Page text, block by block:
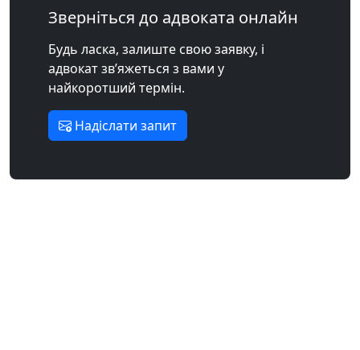
Зверніться до адвоката онлайн
Будь ласка, залиште свою заявку, і
адвокат зв’яжеться з вами у
найкоротший термін.
Надіслати запит